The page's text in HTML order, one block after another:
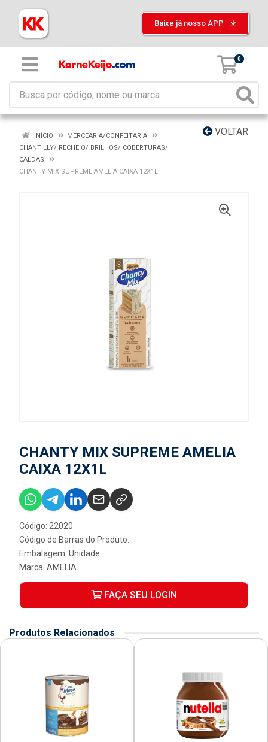
Baixe já nosso APP
0
VOLTAR
INÍCIO
MERCEARIA/CONFEITARIA
CHANTILLY/ RECHEIO/ BRILHOS/ COBERTURAS/
CALDAS
CHANTY MIX SUPREME AMÉLIA CAIXA 12X1L
CHANTY MIX SUPREME AMELIA
CAIXA 12X1L
Código: 22020
Código de Barras do Produto:
Embalagem: Unidade
Marca: AMELIA
FAÇA SEU LOGIN
Produtos Relacionados